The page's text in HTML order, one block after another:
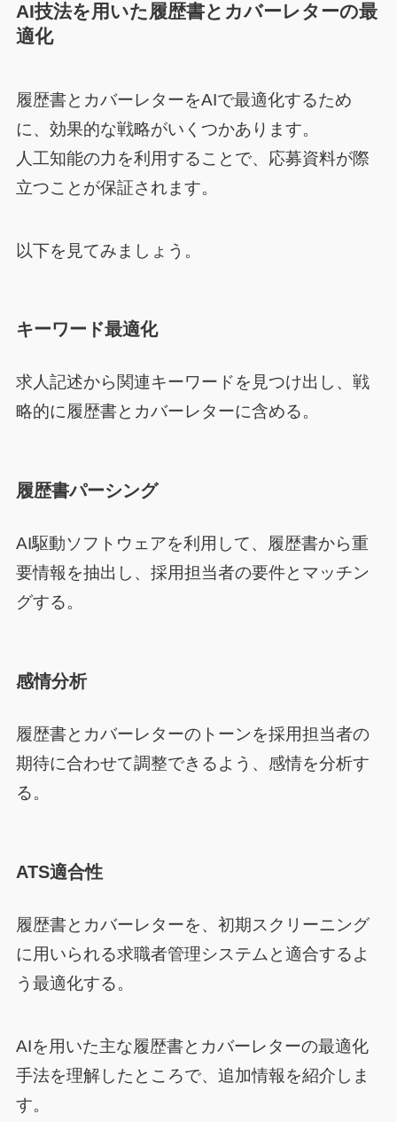
AI技法を用いた履歴書とカバーレターの最
適化
履歴書とカバーレターをAIで最適化するため
に、効果的な戦略がいくつかあります。
人工知能の力を利用することで、応募資料が際
立つことが保証されます。
以下を見てみましょう。
キーワード最適化
求人記述から関連キーワードを見つけ出し、戦
略的に履歴書とカバーレターに含める。
履歴書パーシング
AI駆動ソフトウェアを利用して、履歴書から重
要情報を抽出し、採用担当者の要件とマッチン
グする。
感情分析
履歴書とカバーレターのトーンを採用担当者の
期待に合わせて調整できるよう、感情を分析す
る。
ATS適合性
履歴書とカバーレターを、初期スクリーニング
に用いられる求職者管理システムと適合するよ
う最適化する。
AIを用いた主な履歴書とカバーレターの最適化
手法を理解したところで、追加情報を紹介しま
す。